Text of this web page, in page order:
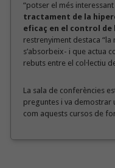
“potser el més
tractament de la
eficaç en el control de
restrenyiment destaca “la
s’absorbeix- i que actua
rebuts entre el col·lectiu
La sala de conferències
preguntes i va demostrar
com aquests cursos de